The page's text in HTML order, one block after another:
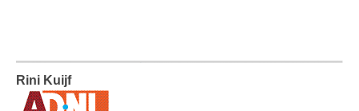
Rini Kuijf